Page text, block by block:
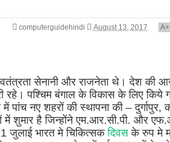
computerguidehindi August 13, 2017 A+
स्वतंत्रता सेनानी और राजनेता थे। देश की
पश्चिम बंगाल के विकास के लिए किये
में पांच नए शहरों की स्थापना की – दुर्गापुर,
में शुमार है जिन्होंने एम.आर.सी.पी. और
जुलाई भारत मे चिकित्सकदिवसके रुप मे